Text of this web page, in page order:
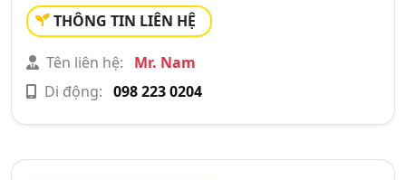
THÔNG TIN LIÊN HỆ
Tên liên hệ:
Mr. Nam
Di động: 098 223 0204